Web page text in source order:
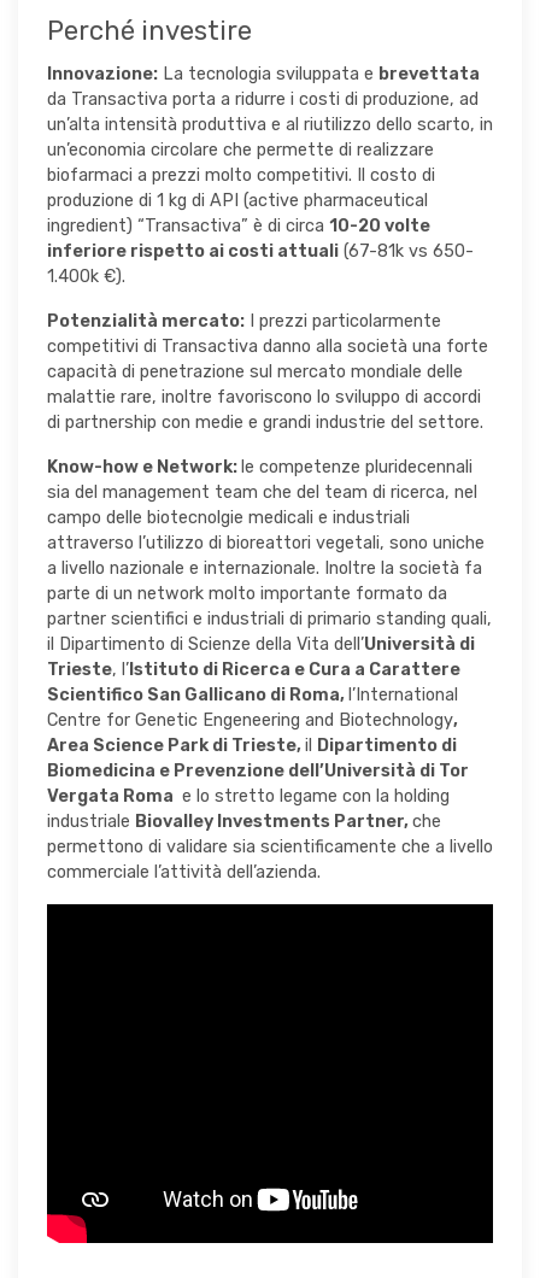
Perché investire
Innovazione: La tecnologia sviluppata e brevettata
da Transactiva porta a ridurre i costi di produzione, ad
un’alta intensità produttiva e al riutilizzo dello scarto, in
un’economia circolare che permette di realizzare
biofarmaci a prezzi molto competitivi. Il costo di
produzione di 1 kg di API (active pharmaceutical
ingredient) “Transactiva” è di circa 10-20 volte
inferiore rispetto ai costi attuali (67-81k vs 650-
1.400k €).
Potenzialità mercato: I prezzi particolarmente
competitivi di Transactiva danno alla società una forte
capacità di penetrazione sul mercato mondiale delle
malattie rare, inoltre favoriscono lo sviluppo di accordi
di partnership con medie e grandi industrie del settore.
Know-how e Network:le competenze pluridecennali
sia del management team che del team di ricerca, nel
campo delle biotecnolgie medicali e industriali
attraverso l’utilizzo di bioreattori vegetali, sono uniche
a livello nazionale e internazionale. Inoltre la società fa
parte di un network molto importante formato da
partner scientifici e industriali di primario standing quali,
il Dipartimento di Scienze della Vita dell’Università di
Trieste, l’Istituto di Ricerca e Cura a Carattere
Scientifico San Gallicano di Roma, l’International
Centre for Genetic Engeneering and Biotechnology,
Area Science Park di Trieste, il Dipartimento di
Biomedicina e Prevenzione dell’Università di Tor
Vergata Roma e lo stretto legame con la holding
industriale Biovalley Investments Partner, che
permettono di validare sia scientificamente che a livello
commerciale l’attività dell’azienda.